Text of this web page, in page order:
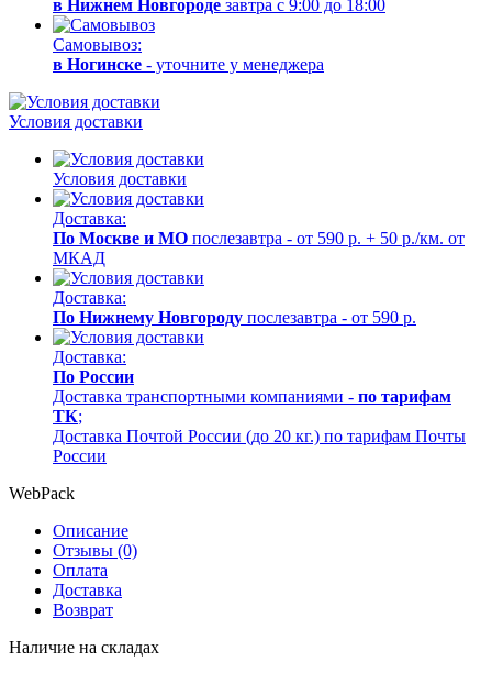
в Нижнем Новгороде завтра с 9:00 до 18:00
Самовывоз:
в Ногинске - уточните у менеджера
Условия доставки
Условия доставки
Доставка:
По Москве и МО послезавтра - от 590 р. + 50 р./км. от
МКАД
Доставка:
По Нижнему Новгороду послезавтра - от 590 р.
Доставка:
По России
Доставка транспортными компаниями - по тарифам
ТК;
Доставка Почтой России (до 20 кг.) по тарифам Почты
России
WebPack
Описание
Отзывы (0)
Оплата
Доставка
Возврат
Наличие на складах